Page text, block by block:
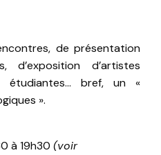
de présentation
d’artistes
étudiantes… bref, un «
».
à 19h30 (voir